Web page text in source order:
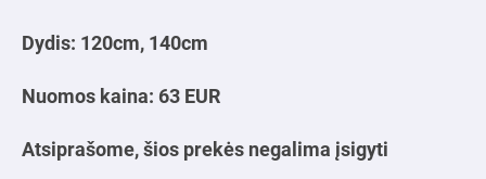
Dydis: 120cm, 140cm
Nuomos kaina: 63 EUR
Atsiprašome, šios prekės negalima įsigyti